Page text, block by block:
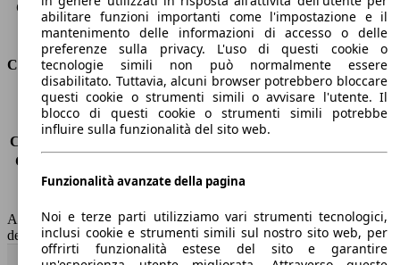
Capacità di traino (con freni)
1800 kg
Volume del bagagliaio
375 - 1354 l
Consumi
Emissioni di CO2*
115 g/km (komb.)
Consumo (urbano)
5.6 l/100km
Consumo (extra-urbano)
Consumo (combinato)*
Classe di emissione
Euro 6
AutoScout24 non si assume alcuna responsabilità per la correttezza
dei dati.
abilitare funzioni importanti come l'impostazione e il
mantenimento delle informazioni di accesso o delle
preferenze sulla privacy. L'uso di questi cookie o
tecnologie simili non può normalmente essere
disabilitato. Tuttavia, alcuni browser potrebbero bloccare
questi cookie o strumenti simili o avvisare l'utente. Il
blocco di questi cookie o strumenti simili potrebbe
influire sulla funzionalità del sito web.
Funzionalità avanzate della pagina
Noi e terze parti utilizziamo vari strumenti tecnologici,
inclusi cookie e strumenti simili sul nostro sito web, per
offrirti funzionalità estese del sito e garantire